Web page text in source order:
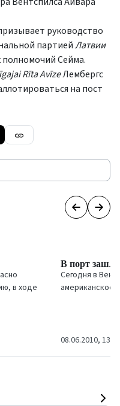
руководство
партиейЛатвии
Сейма.
Rīta AvīzeЛембергс
на пост
в ходе
В порт
Сегодня в
американское
08.06.2010, 13:20